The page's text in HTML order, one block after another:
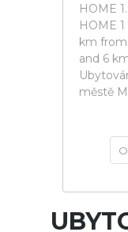
HOME
HOME
km from
and 6
městě